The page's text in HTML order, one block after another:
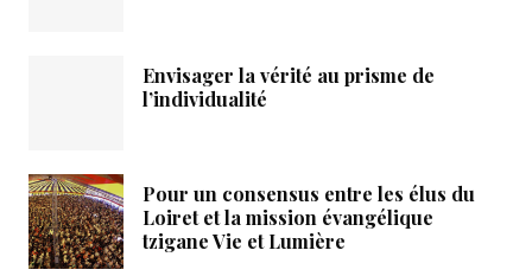
Envisager la vérité au prisme de
l’individualité
Pour un consensus entre les élus du
Loiret et la mission évangélique
tzigane Vie et Lumière